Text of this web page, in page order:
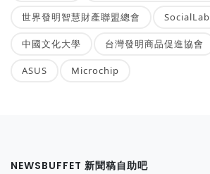
世界發明智慧財產聯盟總會 SocialLab
中國文化大學 台灣發明商品促進協會
ASUS Microchip
NEWSBUFFET 新聞稿自助吧